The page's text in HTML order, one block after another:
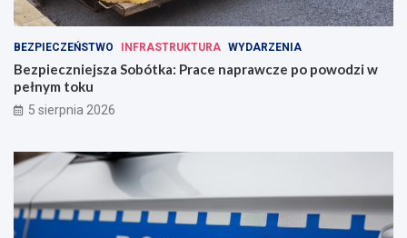
BEZPIECZEŃSTWO INFRASTRUKTURA WYDARZENIA
Bezpieczniejsza Sobótka: Prace naprawcze po powodzi w
pełnym toku
5 sierpnia 2026